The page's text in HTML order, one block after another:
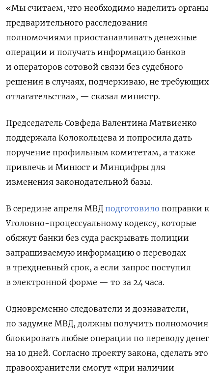
«Мы считаем, что необходимо наделить органы
предварительного расследования
полномочиями приостанавливать денежные
операции и получать информацию банков
и операторов сотовой связи без судебного
решения в случаях, подчеркиваю, не требующих
отлагательства», — сказал министр.
Председатель Совфеда Валентина Матвиенко
поддержала Колокольцева и попросила дать
поручение профильным комитетам, а также
привлечь и Минюст и Минцифры для
изменения законодательной базы.
В середине апреля МВД подготовило поправки к
Уголовно-процессуальному кодексу, которые
обяжут банки без суда раскрывать полиции
запрашиваемую информацию о переводах
в трехдневный срок, а если запрос поступил
в электронной форме — то за 24 часа.
Одновременно следователи и дознаватели,
по задумке МВД, должны получить полномочия
блокировать любые операции по переводу денег
на 10 дней. Согласно проекту закона, сделать это
правоохранители смогут «при наличии